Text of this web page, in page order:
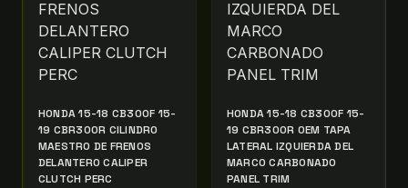
HONDA 15-18 CB300F 15-
19 CBR300R CILINDRO
MAESTRO DE FRENOS
DELANTERO CALIPER
CLUTCH PERC
HONDA 15-18 CB300F 15-
19 CBR300R OEM TAPA
LATERAL IZQUIERDA DEL
MARCO CARBONADO
PANEL TRIM